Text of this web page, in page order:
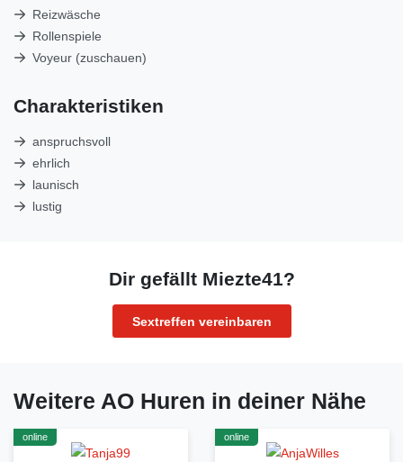
Reizwäsche
Rollenspiele
Voyeur (zuschauen)
Charakteristiken
anspruchsvoll
ehrlich
launisch
lustig
Dir gefällt Miezte41?
Sextreffen vereinbaren
Weitere AO Huren in deiner Nähe
online online